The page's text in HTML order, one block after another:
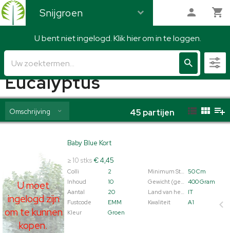
Snijgroen
U bent niet ingelogd. Klik hier om in te loggen.
Snijgroen
Eucalyptus
Omschrijving 45 partijen
U moet
ingelogd zijn
om te kunnen
kopen.
Baby Blue Kort
≥ 10 stks€ 4,45
Colli 2 Minimum Steellengte
50 Cm
Inhoud
10
400 Gram
Aantal
20
IT
Fustcode
EMM Kwaliteit
A1
Kleur
Groen
Baby Blue Kort
U moet ingelogd zijn om te kunnen kopen.
in te loggen.